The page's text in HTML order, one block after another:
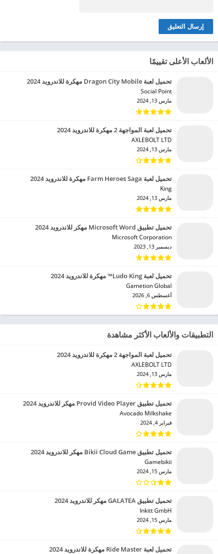
الألعاب الأعلى تقييمًا
تحميل لعبة Dragon City Mobile مهكرة للاندرويد 2024
Social Point‏
مارس 13, 2024
تحميل لعبة المواجهة 2 مهكرة للاندرويد 2024
AXLEBOLT LTD‏
مارس 13, 2024
تحميل لعبة Farm Heroes Saga مهكرة للاندرويد 2024
King‏
مارس 13, 2024
تحميل تطبيق Microsoft Word مهكر للاندرويد 2024
Microsoft Corporation‏
ديسمبر 13, 2023
تحميل لعبة Ludo King™ مهكرة للاندرويد 2024
Gametion Global‏
أغسطس 6, 2026
التطبيقات والألعاب الأكثر مشاهدة
تحميل لعبة المواجهة 2 مهكرة للاندرويد 2024
AXLEBOLT LTD‏
مارس 13, 2024
تحميل تطبيق Provid Video Player مهكر للاندرويد 2024
Avocado Milkshake‏
فبراير 4, 2024
تحميل تطبيق Bikii Cloud Game مهكر للاندرويد 2024
Gamebikii‏
مارس 15, 2024
تحميل تطبيق GALATEA مهكر للاندرويد 2024
Inkitt GmbH‏
مارس 15, 2024
تحميل لعبة Ride Master مهكرة للاندرويد 2024